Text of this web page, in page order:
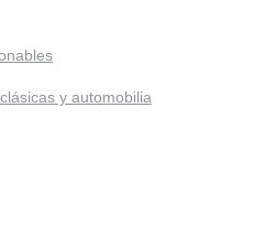
y automobilia